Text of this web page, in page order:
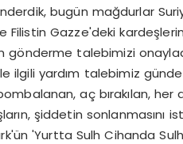
bugün mağdurlar
Filistin Gazze'deki
gönderme talebimizi
ilgili yardım talebimiz
aç bırakılan, her
şiddetin sonlanmasını
'Yurtta Sulh Cihanda